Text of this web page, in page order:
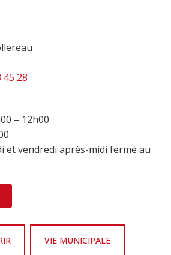
45 28
– 12h00
et vendredi après-midi fermé au
VIE MUNICIPALE